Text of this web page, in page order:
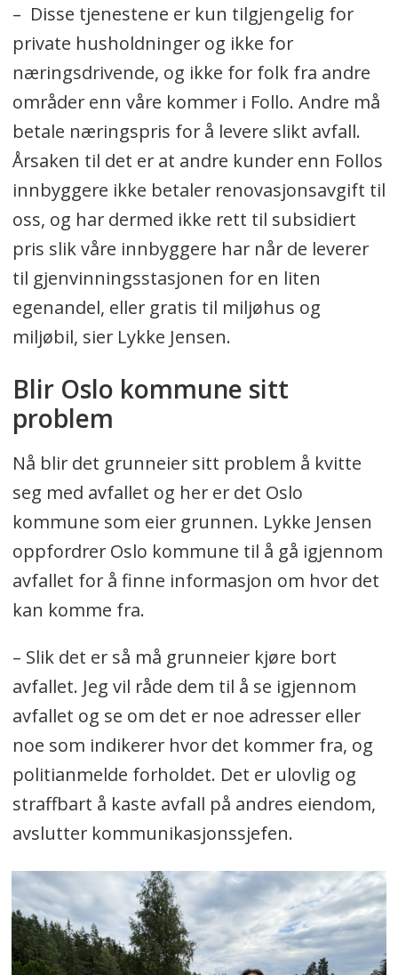
– Disse tjenestene er kun tilgjengelig for
private husholdninger og ikke for
næringsdrivende, og ikke for folk fra andre
områder enn våre kommer i Follo. Andre må
betale næringspris for å levere slikt avfall.
Årsaken til det er at andre kunder enn Follos
innbyggere ikke betaler renovasjonsavgift til
oss, og har dermed ikke rett til subsidiert
pris slik våre innbyggere har når de leverer
til gjenvinningsstasjonen for en liten
egenandel, eller gratis til miljøhus og
miljøbil, sier Lykke Jensen.
Blir Oslo kommune sitt
problem
Nå blir det grunneier sitt problem å kvitte
seg med avfallet og her er det Oslo
kommune som eier grunnen. Lykke Jensen
oppfordrer Oslo kommune til å gå igjennom
avfallet for å finne informasjon om hvor det
kan komme fra.
– Slik det er så må grunneier kjøre bort
avfallet. Jeg vil råde dem til å se igjennom
avfallet og se om det er noe adresser eller
noe som indikerer hvor det kommer fra, og
politianmelde forholdet. Det er ulovlig og
straffbart å kaste avfall på andres eiendom,
avslutter kommunikasjonssjefen.